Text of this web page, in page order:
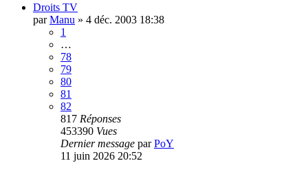
Droits TV
parManu » 4 déc. 2003 18:38
1
…
78
79
80
81
82
817 Réponses
453390 Vues
Dernier message parPoY
11 juin 2026 20:52